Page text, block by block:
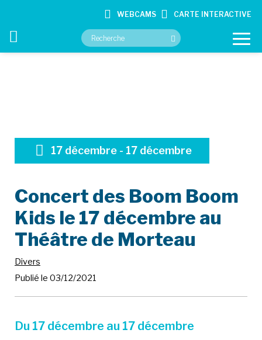
WEBCAMS CARTE INTERACTIVE
VOS SERVICES
17 décembre - 17 décembre
Concert des Boom Boom
Kids le 17 décembre au
Théâtre de Morteau
Divers
Publié le 03/12/2021
Accueil
Actualité
Concert des Boom Boom Kids le 17 décembre au Théâtre
Du 17 décembre au 17 décembre